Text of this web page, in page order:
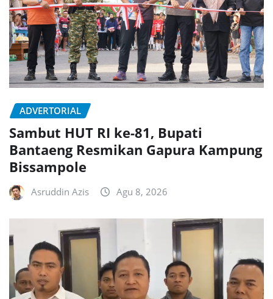
ADVERTORIAL
Sambut HUT RI ke-81, Bupati
Bantaeng Resmikan Gapura Kampung
Bissampole
Asruddin Azis Agu 8, 2026